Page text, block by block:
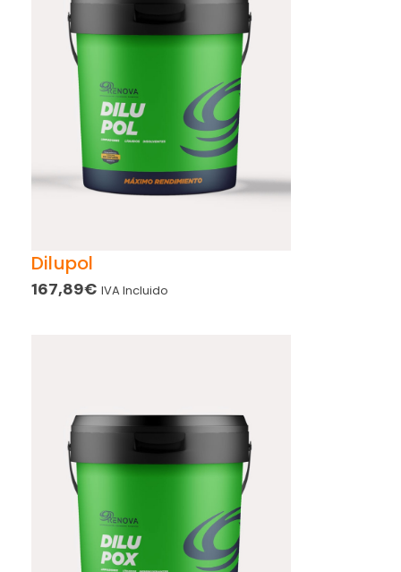
Dilupol
167,89€ IVA Incluido